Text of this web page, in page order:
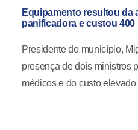
Equipamento resultou da
panificadora e custou 400
Presidente do município,
presença de dois ministros
médicos e do custo